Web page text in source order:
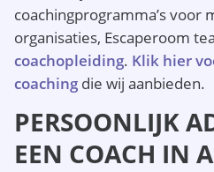
coachingprogramma’s voor
organisaties, Escaperoom
coachopleiding. Klik hier
coaching die wij aanbieden.
PERSOONLIJK
EEN COACH IN